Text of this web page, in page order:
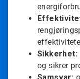
Sikkerhet:
og sikrer